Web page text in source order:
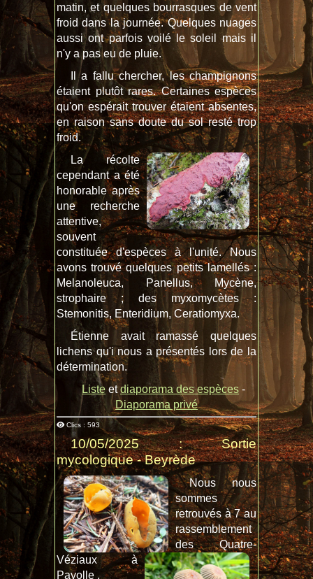
matin, et quelques bourrasques de vent
froid dans la journée. Quelques nuages
aussi ont parfois voilé le soleil mais il
n'y a pas eu de pluie.
Il a fallu chercher, les champignons
étaient plutôt rares. Certaines espèces
qu'on espérait trouver étaient absentes,
en raison sans doute du sol resté trop
froid.
La récolte
cependant a été
honorable après
une recherche
attentive,
souvent
constituée d'espèces à l'unité. Nous
avons trouvé quelques petits lamellés :
Melanoleuca, Panellus, Mycène,
strophaire ; des myxomycètes :
Stemonitis, Enteridium, Ceratiomyxa.
Étienne avait ramassé quelques
lichens qu'i nous a présentés lors de la
détermination.
Liste etdiaporama des espèces -
Diaporama privé
Clics : 593
10/05/2025 : Sortie
mycologique - Beyrède
Nous nous
sommes
retrouvés à 7 au
rassemblement
des Quatre-
Véziaux à
Payolle .